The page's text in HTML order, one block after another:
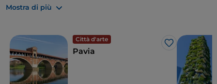
Venezia offrono corsi internazionali, l’ultima è
Firenze, Roma o Milano. Ti senti portato per
architettura ? Scegli Torino, Milano o Roma.
Mostra di più
Città d'arte
Like
Pavia